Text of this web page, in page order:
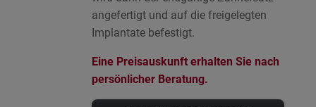
angefertigt und auf die freigelegten
Implantate befestigt.
Eine Preisauskunft erhalten Sie nach
persönlicher Beratung.